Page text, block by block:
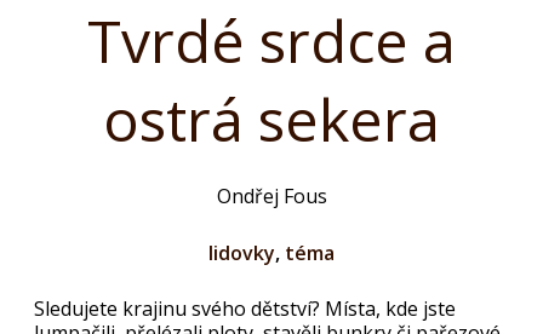
Tvrdé srdce a
ostrá sekera
Ondřej Fous
lidovky, téma
Sledujete krajinu svého dětství? Místa, kde jste